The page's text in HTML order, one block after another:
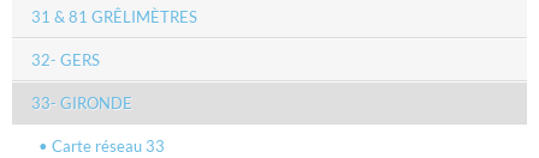
31 & 81 GRÊLIMÈTRES
32- GERS
33- GIRONDE
Carte réseau 33